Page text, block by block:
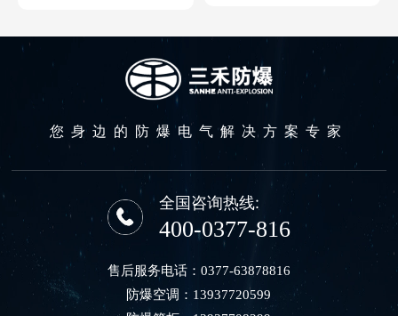
您身边的防爆电气解决方案专家
全国咨询热线:
400-0377-816
售后服务电话： 0377-63878816
防爆空调： 13937720599